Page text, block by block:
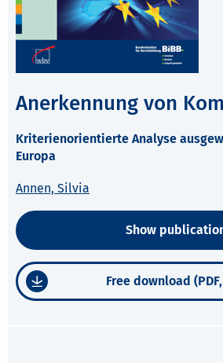
Anerkennung von
Kriterienorientierte Analyse
Europa
Annen, Silvia
Show
Free download